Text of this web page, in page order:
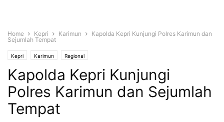
Home Kepri Karimun
Kapolda Kepri Kunjungi Polres Karimun dan
Sejumlah Tempat
Kepri Karimun Regional
Kapolda Kepri Kunjungi
Polres Karimun dan Sejumlah
Tempat